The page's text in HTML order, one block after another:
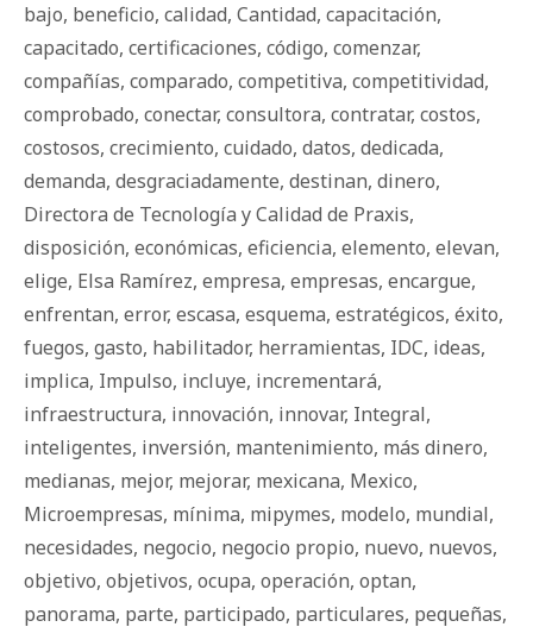
bajo, beneficio, calidad, Cantidad, capacitación,
capacitado, certificaciones, código, comenzar,
compañías, comparado, competitiva, competitividad,
comprobado, conectar, consultora, contratar, costos,
costosos, crecimiento, cuidado, datos, dedicada,
demanda, desgraciadamente, destinan, dinero,
Directora de Tecnología y Calidad de Praxis,
disposición, económicas, eficiencia, elemento, elevan,
elige, Elsa Ramírez, empresa, empresas, encargue,
enfrentan, error, escasa, esquema, estratégicos, éxito,
fuegos, gasto, habilitador, herramientas, IDC, ideas,
implica, Impulso, incluye, incrementará,
infraestructura, innovación, innovar, Integral,
inteligentes, inversión, mantenimiento, más dinero,
medianas, mejor, mejorar, mexicana, Mexico,
Microempresas, mínima, mipymes, modelo, mundial,
necesidades, negocio, negocio propio, nuevo, nuevos,
objetivo, objetivos, ocupa, operación, optan,
panorama, parte, participado, particulares, pequeñas,